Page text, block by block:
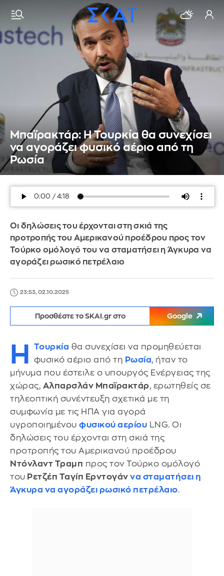
Μπαϊρακτάρ: Η Τουρκία θα συνεχίσει
να αγοράζει φυσικό αέριο από τη
Ρωσία
Οι δηλώσεις του έρχονται στη σκιά της
προτροπής του Αμερικανού προέδρου προς τον
Τούρκο ομόλογό του να σταματήσει η Άγκυρα να
αγοράζει ρωσικό πετρέλαιο
23:53, 02.10.2025
Προσθέστε το SKAI.gr στο Google
Η Τουρκία θα συνεχίσει να προμηθεύεται
φυσικό αέριο από τη Ρωσία, ήταν το
μήνυμα που έστειλε ο υπουργός Ενέργειας της
χώρας, Αλπαρσλάν Μπαϊρακτάρ, ερωτηθείς σε
τηλεοπτική συνέντευξη σχετικά με τη
συμφωνία με τις ΗΠΑ για αγορά
υγροποιημένου φυσικού αερίου LNG. Οι
δηλώσεις του έρχονται στη σκιά της
προτροπής του Αμερικανού προέδρου
Ντόνλαντ Τραμπ προς τον Τούρκο ομόλογό
του Ρετζέπ Ταγίπ Ερντογάν να σταματήσει η
Άγκυρα να αγοράζει ρωσικό πετρέλαιο.